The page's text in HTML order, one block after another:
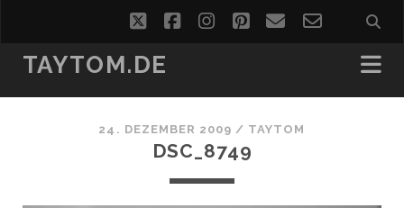
twitterfacebookinstagram
pinterest
emailemail-
form
TAYTOM.DE
24. DEZEMBER 2009 / TAYTOM
DSC_8749